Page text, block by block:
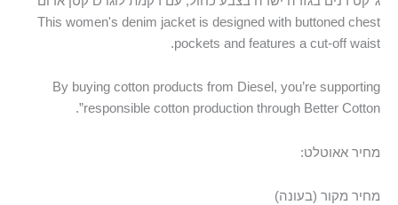
This women's denim jacket is designed with buttoned chest
pockets and features a cut-off waist.
By buying cotton products from Diesel, you’re supporting
responsible cotton production through Better Cotton”.
מחיר אאוטלט:
מחיר מקור (בעונה)